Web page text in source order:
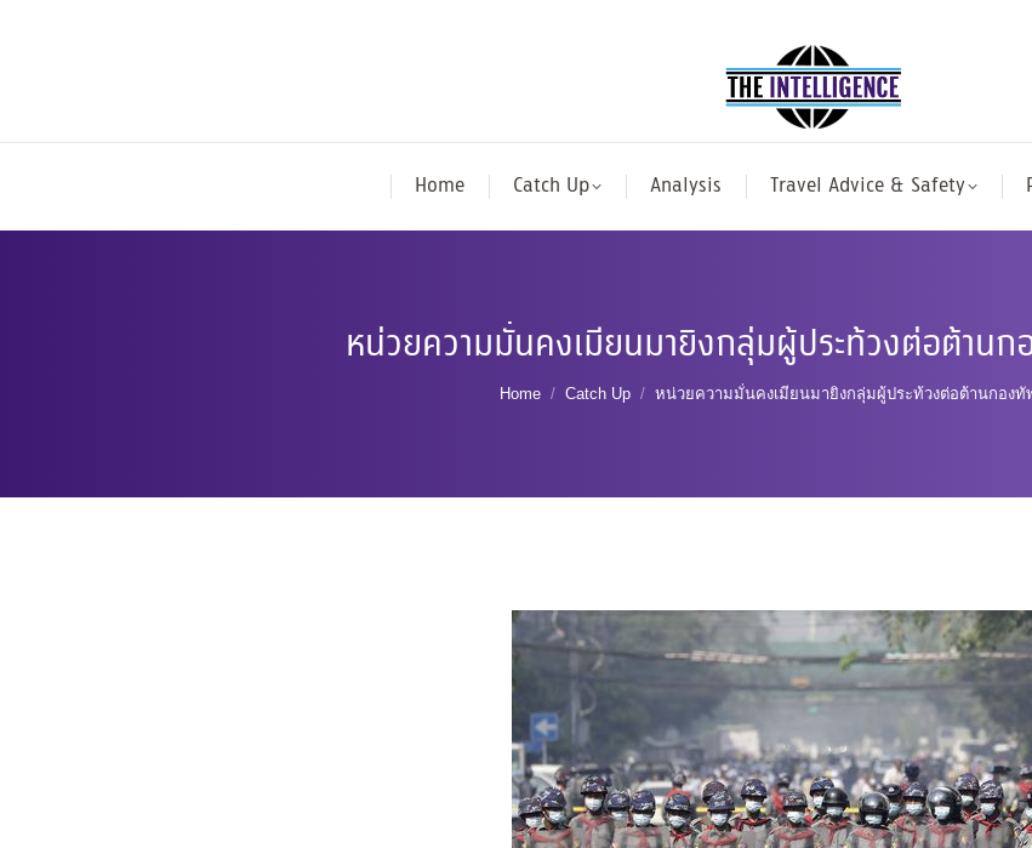
Home Catch Up Analysis Travel Advice & Safety
หน่วยความมั่นคงเมียนมายิงกลุ่มผู้ประท้วงต่อต้าน
You are here:
Home Catch Up หน่วยความมั่นคงเมียนมายิงกลุ่มผู้ประท้วงต่อต้านกองทั